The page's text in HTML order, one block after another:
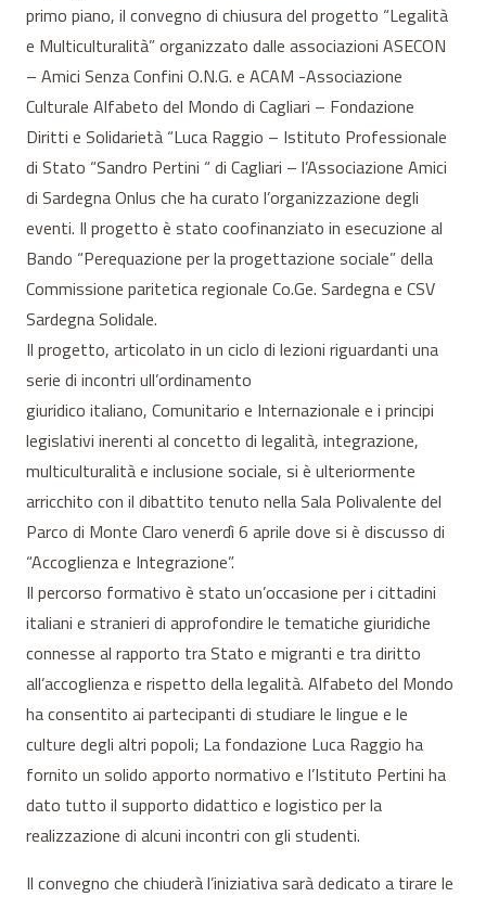
primo piano, il convegno di chiusura del progetto “Legalità
e Multiculturalità” organizzato dalle associazioni ASECON
– Amici Senza Confini O.N.G. e ACAM -Associazione
Culturale Alfabeto del Mondo di Cagliari – Fondazione
Diritti e Solidarietà “Luca Raggio – Istituto Professionale
di Stato “Sandro Pertini “ di Cagliari – l’Associazione Amici
di Sardegna Onlus che ha curato l’organizzazione degli
eventi. Il progetto è stato coofinanziato in esecuzione al
Bando “Perequazione per la progettazione sociale” della
Commissione paritetica regionale Co.Ge. Sardegna e CSV
Sardegna Solidale.
Il progetto, articolato in un ciclo di lezioni riguardanti una
serie di incontri ull’ordinamento
giuridico italiano, Comunitario e Internazionale e i principi
legislativi inerenti al concetto di legalità, integrazione,
multiculturalità e inclusione sociale, si è ulteriormente
arricchito con il dibattito tenuto nella Sala Polivalente del
Parco di Monte Claro venerdì 6 aprile dove si è discusso di
“Accoglienza e Integrazione”.
Il percorso formativo è stato un’occasione per i cittadini
italiani e stranieri di approfondire le tematiche giuridiche
connesse al rapporto tra Stato e migranti e tra diritto
all’accoglienza e rispetto della legalità. Alfabeto del Mondo
ha consentito ai partecipanti di studiare le lingue e le
culture degli altri popoli; La fondazione Luca Raggio ha
fornito un solido apporto normativo e l’Istituto Pertini ha
dato tutto il supporto didattico e logistico per la
realizzazione di alcuni incontri con gli studenti.
Il convegno che chiuderà l’iniziativa sarà dedicato a tirare le